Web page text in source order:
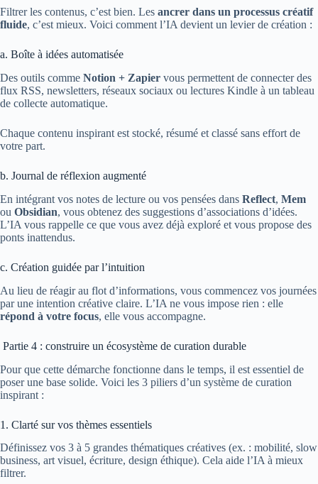
Filtrer les contenus, c’est bien. Les ancrer dans un processus créatif
fluide, c’est mieux. Voici comment l’IA devient un levier de création :
a. Boîte à idées automatisée
Des outils comme Notion + Zapier vous permettent de connecter des
flux RSS, newsletters, réseaux sociaux ou lectures Kindle à un tableau
de collecte automatique.
Chaque contenu inspirant est stocké, résumé et classé sans effort de
votre part.
b. Journal de réflexion augmenté
En intégrant vos notes de lecture ou vos pensées dans Reflect, Mem
ou Obsidian, vous obtenez des suggestions d’associations d’idées.
L’IA vous rappelle ce que vous avez déjà exploré et vous propose des
ponts inattendus.
c. Création guidée par l’intuition
Au lieu de réagir au flot d’informations, vous commencez vos journées
par une intention créative claire. L’IA ne vous impose rien : elle
répond à votre focus, elle vous accompagne.
Partie 4 : construire un écosystème de curation durable
Pour que cette démarche fonctionne dans le temps, il est essentiel de
poser une base solide. Voici les 3 piliers d’un système de curation
inspirant :
1. Clarté sur vos thèmes essentiels
Définissez vos 3 à 5 grandes thématiques créatives (ex. : mobilité, slow
business, art visuel, écriture, design éthique). Cela aide l’IA à mieux
filtrer.